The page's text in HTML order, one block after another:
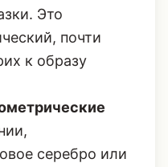
Это
почти
к образу
серебро или